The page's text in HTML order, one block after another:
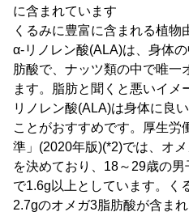
に含まれています
くるみに豊富に含まれる植物
α-リノレン酸(ALA)は、身体
肪酸で、ナッツ類の中で唯一
ます。脂肪と聞くと悪いイメ
リノレン酸(ALA)は身体に良
ことがおすすめです。厚生労
準」(2020年版)(*2)では、オ
を決めており、18～29歳の
で1.6g以上としています。く
2.7gのオメガ3脂肪酸が含ま